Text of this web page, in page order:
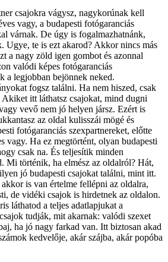
csajokra vágysz, nagykorúnak kell
vagy, a budapesti fotógaranciás
várnak. De úgy is fogalmazhatnánk,
Ugye, te is ezt akarod? Akkor nincs más
a nagy zöld igen gombot és azonnal
valódi képes fotógaranciás
a legjobban bejönnek neked.
fogsz találni. Ha nem hiszed, csak
itt láthatsz csajokat, mind dugni
vevő nem jó helyen jársz. Ezért is
az oldal kulisszái mögé és
fotógaranciás szexpartnereket, előtte
vagy. Ha ez megtörtént, olyan budapesti
csak na. És teljesítik minden
Mi történik, ha elmész az oldalról? Hát,
jó budapesti csajokat találni, mint itt.
is van értelme fellépni az oldalra,
de vidéki csajok is hirdetnek az oldalon.
láthatod a teljes adatlapjukat a
tudják, mit akarnak: valódi szexet
ha jó nagy farkad van. Itt biztosan akad
kedvelője, akár szájba, akár popóba